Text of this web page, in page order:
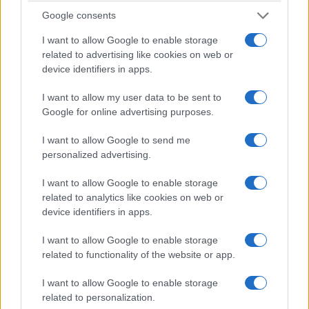
Google consents
I want to allow Google to enable storage
related to advertising like cookies on web or
device identifiers in apps.
I want to allow my user data to be sent to
Google for online advertising purposes.
I want to allow Google to send me
personalized advertising.
I want to allow Google to enable storage
related to analytics like cookies on web or
device identifiers in apps.
I want to allow Google to enable storage
related to functionality of the website or app.
I want to allow Google to enable storage
related to personalization.
tutte le conseguenze che ne derivano e che sono
ora chiare a tutti (ad es. la possibilità di
manipolazione).
In pratica, negli ultimi mesi l’impatto sulle bollette
dei clienti finali è stato enorme, poiché a
dicembre il prezzo mensile del gas al TTF
superava i 100 €/MWh (un aumento di circa 10
soprattutto, mentre fino ad aprile 2021 il prezzo al
TTF e quello doganale erano quasi uguali, a
dicembre il prezzo del gas al TTF risultava quasi
triplo rispetto a quello doganale.
Sebbene il prezzo della componente energia